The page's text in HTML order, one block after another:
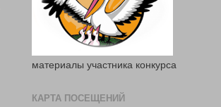
материалы участника конкурса
КАРТА ПОСЕЩЕНИЙ